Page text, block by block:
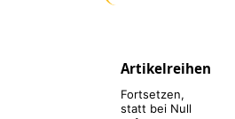
Artikelreihen
Fortsetzen,
statt bei Null